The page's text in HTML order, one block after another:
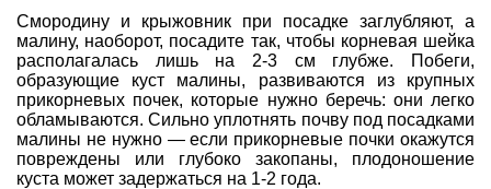
Смородину и крыжовник при посадке заглубляют, а
малину, наоборот, посадите так, чтобы корневая шейка
располагалась лишь на 2-3 см глубже. Побеги,
образующие куст малины, развиваются из крупных
прикорневых почек, которые нужно беречь: они легко
обламываются. Сильно уплотнять почву под посадками
малины не нужно — если прикорневые почки окажутся
повреждены или глубоко закопаны, плодоношение
куста может задержаться на 1-2 года.